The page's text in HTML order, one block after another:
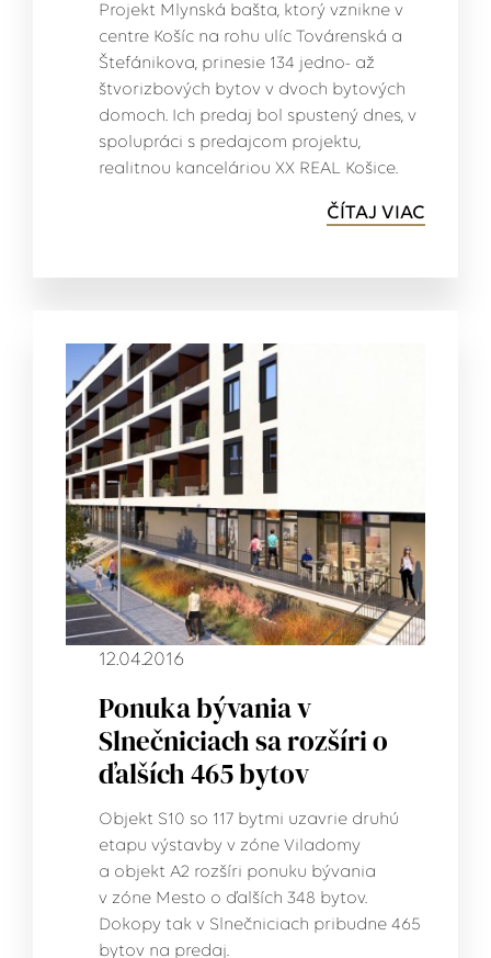
Projekt Mlynská bašta, ktorý vznikne v
centre Košíc na rohu ulíc Továrenská a
Štefánikova, prinesie 134 jedno- až
štvorizbových bytov v dvoch bytových
domoch. Ich predaj bol spustený dnes, v
spolupráci s predajcom projektu,
realitnou kanceláriou XX REAL Košice.
ČÍTAJ VIAC
12.04.2016
Ponuka bývania v
Slnečniciach sa rozšíri o
ďalších 465 bytov
Objekt S10 so 117 bytmi uzavrie druhú
etapu výstavby v zóne Viladomy
a objekt A2 rozšíri ponuku bývania
v zóne Mesto o ďalších 348 bytov.
Dokopy tak v Slnečniciach pribudne 465
bytov na predaj.